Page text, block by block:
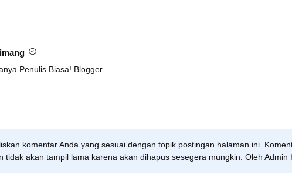
Penulis Biasa! Blogger
komentar Anda yang sesuai dengan topik postingan halaman ini.
tidak akan tampil lama karena akan dihapus sesegera mungkin. Oleh Admin